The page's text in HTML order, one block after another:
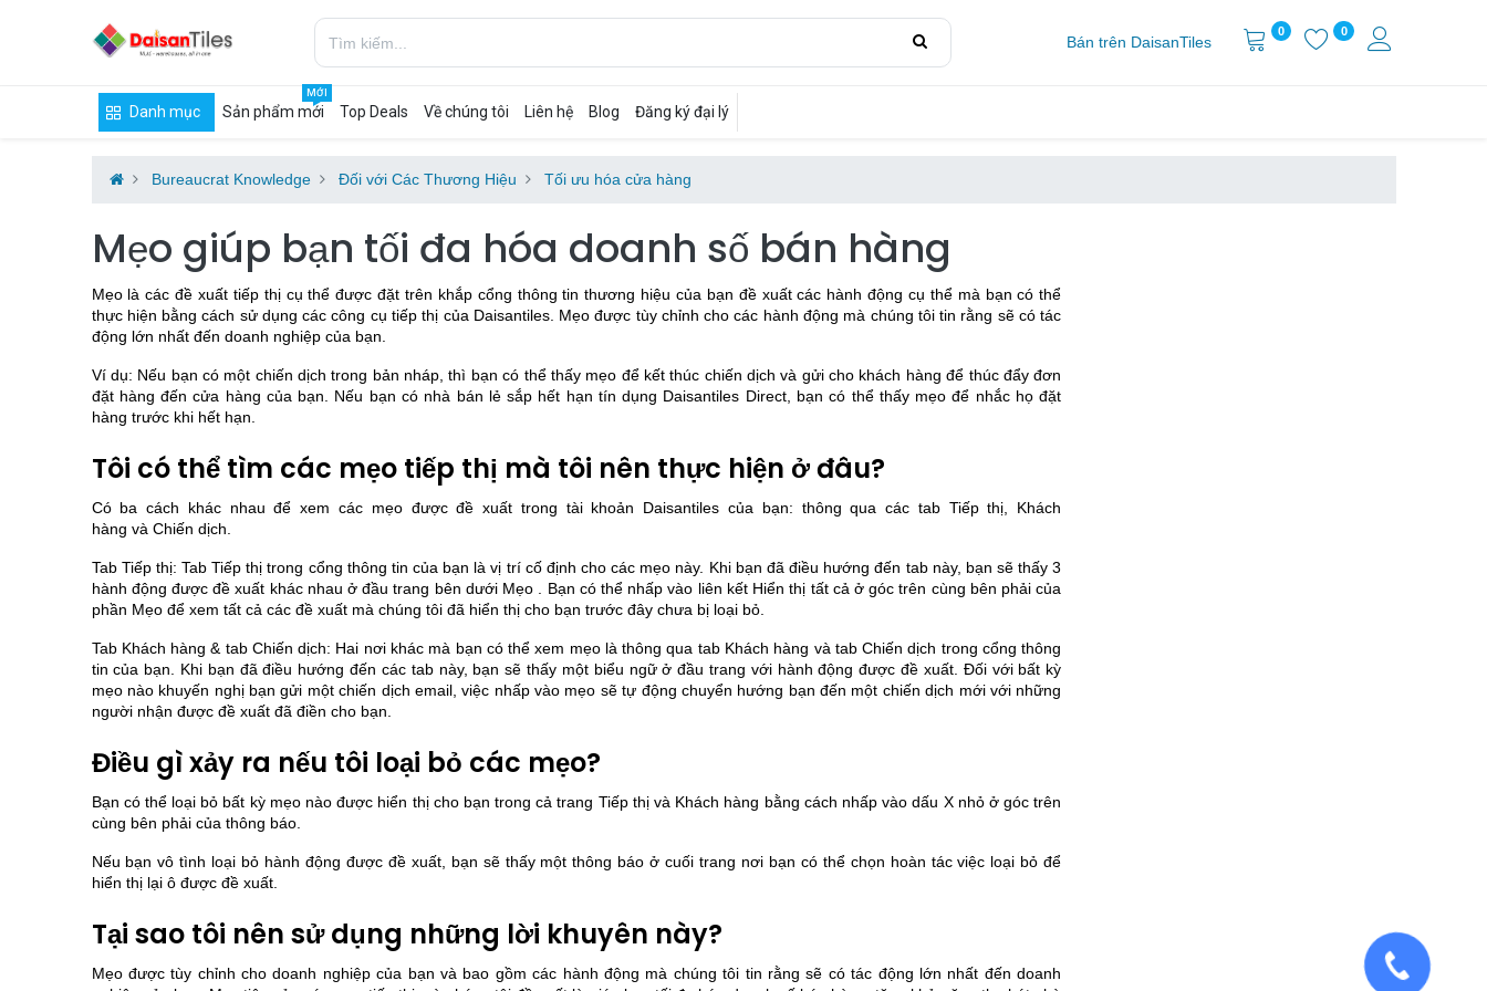
Bán trên DaisanTiles
0 0
Danh mục Sản phẩm mới
MỚI
Top Deals Về chúng tôi Liên hệ Blog Đăng ký đại lý
Bureaucrat Knowledge Đối với Các Thương Hiệu Tối ưu hóa cửa hàng
Mẹo giúp bạn tối đa hóa doanh số bán hàng
Mẹo là các đề xuất tiếp thị cụ thể được đặt trên khắp cổng thông tin thương hiệu của bạn đề xuất các hành động cụ thể mà bạn có thể
thực hiện bằng cách sử dụng các công cụ tiếp thị của Daisantiles. Mẹo được tùy chỉnh cho các hành động mà chúng tôi tin rằng sẽ có tác
động lớn nhất đến doanh nghiệp của bạn.
Ví dụ: Nếu bạn có một chiến dịch trong bản nháp, thì bạn có thể thấy mẹo để kết thúc chiến dịch và gửi cho khách hàng để thúc đẩy đơn
đặt hàng đến cửa hàng của bạn. Nếu bạn có nhà bán lẻ sắp hết hạn tín dụng Daisantiles Direct, bạn có thể thấy mẹo để nhắc họ đặt
hàng trước khi hết hạn.
Tôi có thể tìm các mẹo tiếp thị mà tôi nên thực hiện ở đâu?
Có ba cách khác nhau để xem các mẹo được đề xuất trong tài khoản Daisantiles của bạn: thông qua các tab Tiếp thị, Khách
hàng và Chiến dịch.
Tab Tiếp thị: Tab Tiếp thị trong cổng thông tin của bạn là vị trí cố định cho các mẹo này. Khi bạn đã điều hướng đến tab này, bạn sẽ thấy 3
hành động được đề xuất khác nhau ở đầu trang bên dưới Mẹo . Bạn có thể nhấp vào liên kết Hiển thị tất cả ở góc trên cùng bên phải của
phần Mẹo để xem tất cả các đề xuất mà chúng tôi đã hiển thị cho bạn trước đây chưa bị loại bỏ.
Tab Khách hàng & tab Chiến dịch: Hai nơi khác mà bạn có thể xem mẹo là thông qua tab Khách hàng và tab Chiến dịch trong cổng thông
tin của bạn. Khi bạn đã điều hướng đến các tab này, bạn sẽ thấy một biểu ngữ ở đầu trang với hành động được đề xuất. Đối với bất kỳ
mẹo nào khuyến nghị bạn gửi một chiến dịch email, việc nhấp vào mẹo sẽ tự động chuyển hướng bạn đến một chiến dịch mới với những
người nhận được đề xuất đã điền cho bạn.
Điều gì xảy ra nếu tôi loại bỏ các mẹo?
Bạn có thể loại bỏ bất kỳ mẹo nào được hiển thị cho bạn trong cả trang Tiếp thị và Khách hàng bằng cách nhấp vào dấu X nhỏ ở góc trên
cùng bên phải của thông báo.
Nếu bạn vô tình loại bỏ hành động được đề xuất, bạn sẽ thấy một thông báo ở cuối trang nơi bạn có thể chọn hoàn tác việc loại bỏ để
hiển thị lại ô được đề xuất.
Tại sao tôi nên sử dụng những lời khuyên này?
Mẹo được tùy chỉnh cho doanh nghiệp của bạn và bao gồm các hành động mà chúng tôi tin rằng sẽ có tác động lớn nhất đến doanh